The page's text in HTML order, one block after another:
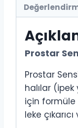
Prostar
Prostar
halılar
için formüle
leke